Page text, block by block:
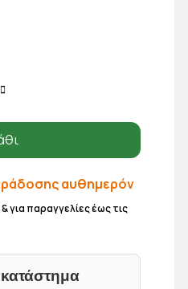
αυθημερόν
για παραγγελίες έως τις